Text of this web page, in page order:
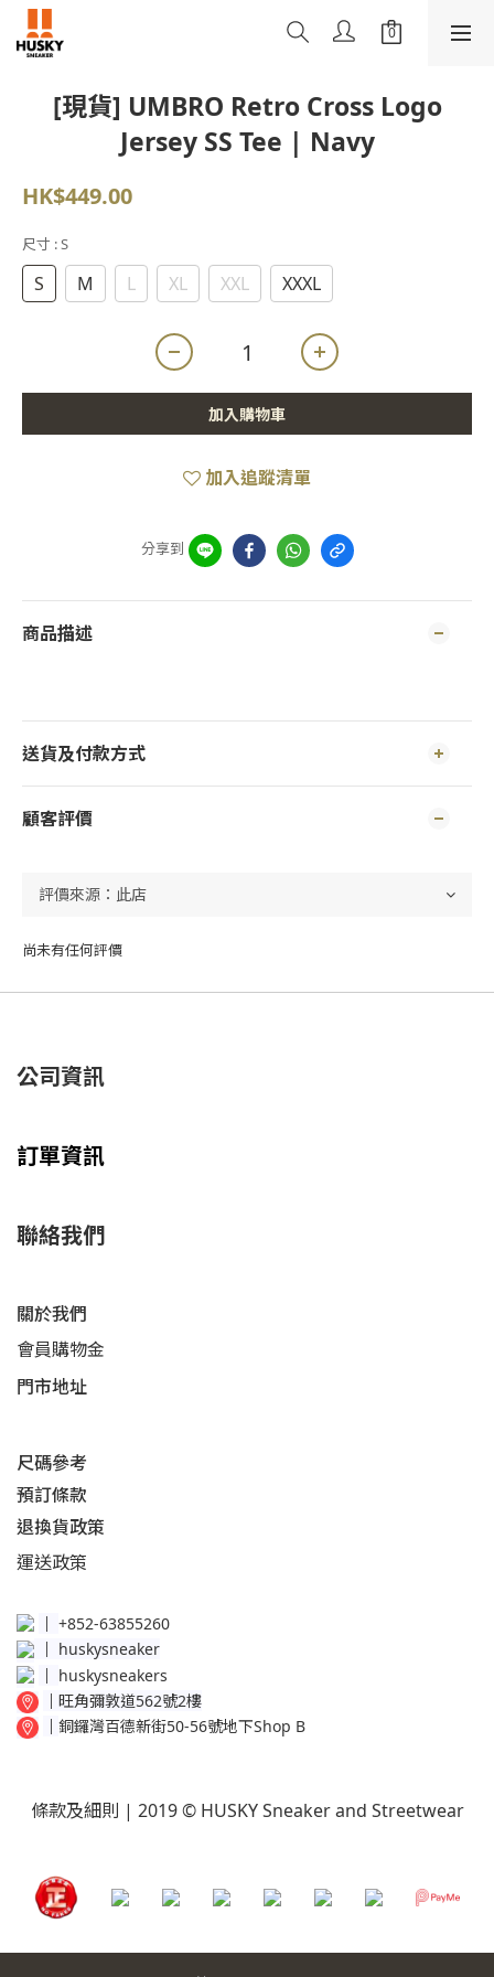
[現貨] UMBRO Retro Cross Logo
Jersey SS Tee | Navy
HK$449.00
尺寸 : S
S M L XL XXL XXXL
加入購物車
加入追蹤清單
分享到
商品描述
送貨及付款方式
顧客評價
尚未有任何評價
公司資訊
訂單資訊
聯絡我們
關於我們
會員購物金
門市地址
尺碼參考
預訂條款
退換貨政策​
運送政策​
│ +852-63855260
huskysneaker
│ huskysneakers
│ 旺角彌敦道562號2樓
│ 銅鑼灣百德新街50-56號地下Shop B
條款及細則 | 2019 © HUSKY Sneaker and Streetwear